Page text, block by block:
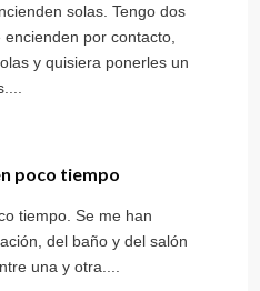
solas. Tengo dos
por contacto,
y quisiera ponerles un
poco tiempo
tiempo. Se me han
del baño y del salón
una y otra....